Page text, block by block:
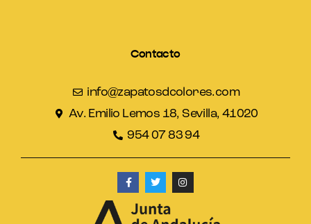
Contacto
info@zapatosdcolores.com
Av. Emilio Lemos 18, Sevilla, 41020
954 07 83 94